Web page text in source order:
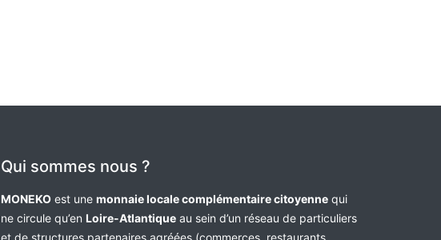
Qui sommes nous ?
MONEKO est une monnaie locale complémentaire citoyenne qui
ne circule qu’en Loire-Atlantique au sein d’un réseau de particuliers